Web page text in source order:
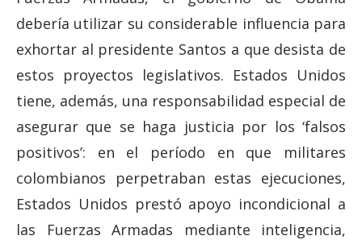
debería utilizar su considerable influencia para
exhortar al presidente Santos a que desista de
estos proyectos legislativos. Estados Unidos
tiene, además, una responsabilidad especial de
asegurar que se haga justicia por los ‘falsos
positivos’: en el período en que militares
colombianos perpetraban estas ejecuciones,
Estados Unidos prestó apoyo incondicional a
las Fuerzas Armadas mediante inteligencia,